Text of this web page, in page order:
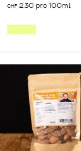
CHF 2.30 pro 100ml